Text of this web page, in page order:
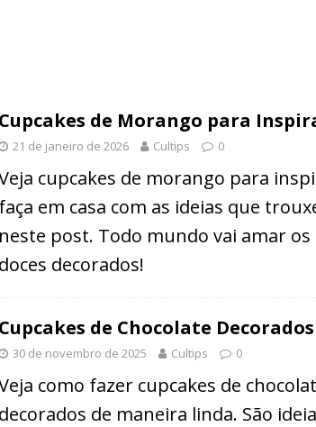
Cupcakes de Morango para
21 de janeiro de 2026 Cultips 0
cupcakes de morango para
faça em casa com as ideias que
neste post. Todo mundo vai amar os
doces decorados!
Cupcakes de Chocolate Decorados
30 de novembro de 2025 Cultips 0
como fazer cupcakes de
decorados de maneira linda. São